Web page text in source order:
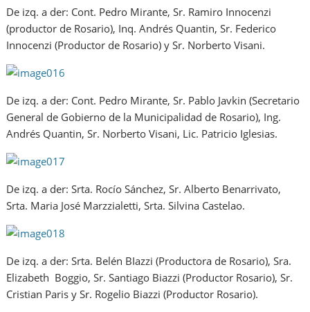
De izq. a der: Cont. Pedro Mirante, Sr. Ramiro Innocenzi
(productor de Rosario), Inq. Andrés Quantin, Sr. Federico
Innocenzi (Productor de Rosario) y Sr. Norberto Visani.
De izq. a der: Cont. Pedro Mirante, Sr. Pablo Javkin (Secretario
General de Gobierno de la Municipalidad de Rosario), Ing.
Andrés Quantin, Sr. Norberto Visani, Lic. Patricio Iglesias.
De izq. a der: Srta. Rocío Sánchez, Sr. Alberto Benarrivato,
Srta. Maria José Marzzialetti, Srta. Silvina Castelao.
De izq. a der: Srta. Belén BIazzi (Productora de Rosario), Sra.
Elizabeth Boggio, Sr. Santiago Biazzi (Productor Rosario), Sr.
Cristian Paris y Sr. Rogelio Biazzi (Productor Rosario).